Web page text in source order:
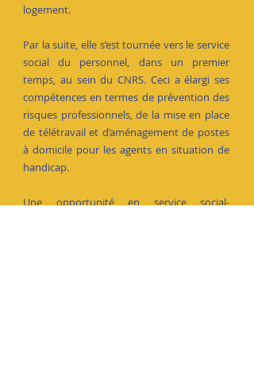
logement.
Par la suite, elle s’est tournée vers le service
social du personnel, dans un premier
temps, au sein du CNRS. Ceci a élargi ses
compétences en termes de prévention des
risques professionnels, de la mise en place
de télétravail et d’aménagement de postes
à domicile pour les agents en situation de
handicap.
Une opportunité en service social-